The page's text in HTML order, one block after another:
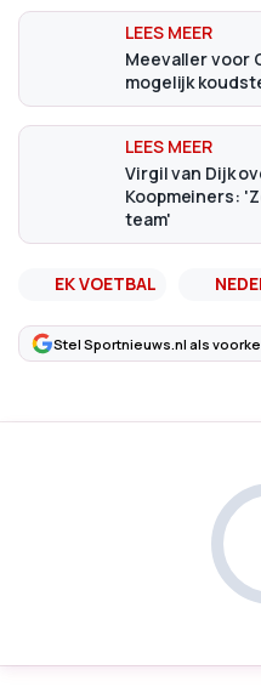
Meevaller voor
mogelijk
Virgil van Dijk
Koopmeiners:
team'
EK VOETBAL
Stel Sportnieuws.nl als